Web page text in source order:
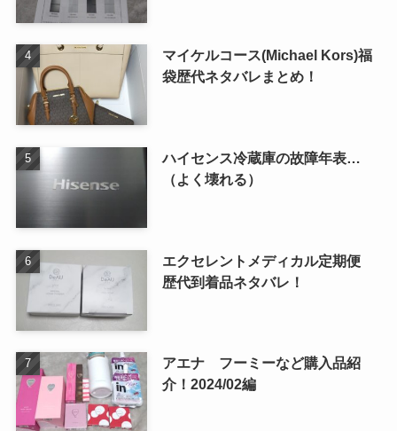
マイケルコース(Michael Kors)福
袋歴代ネタバレまとめ！
ハイセンス冷蔵庫の故障年表…
（よく壊れる）
エクセレントメディカル定期便
歴代到着品ネタバレ！
アエナ フーミーなど購入品紹
介！2024/02編